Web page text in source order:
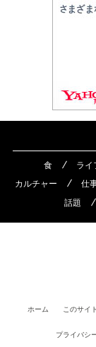
食 ライ
カルチャー
仕
話題
ホーム このサイ
プライバシ